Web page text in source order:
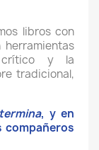
libros con
crítico y la
tradicional,
, y en